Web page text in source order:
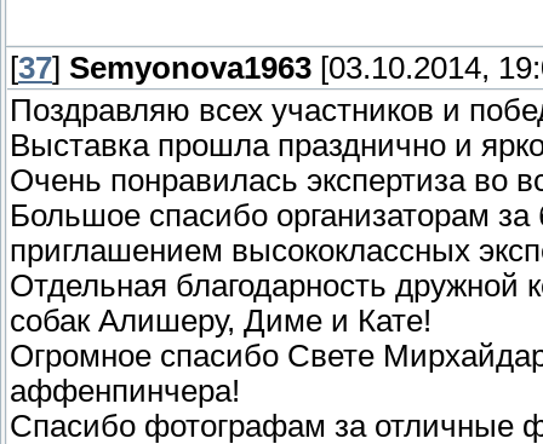
[37] Semyonova1963 [03.10.2014,
Поздравляю всех участников и
Выставка прошла празднично и
Очень понравилась экспертиза во
Большое спасибо организаторам
приглашением высококлассных
Отдельная благодарность дружной
собак Алишеру, Диме и Кате!
Огромное спасибо Свете
аффенпинчера!
Спасибо фотографам за отличные